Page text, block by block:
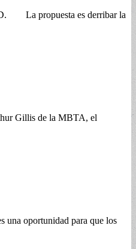
La propuesta es derribar la
Gillis de la MBTA, el
una oportunidad para que los